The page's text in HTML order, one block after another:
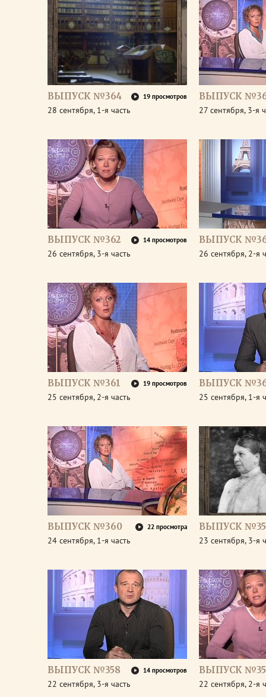
ВЫПУСК №364 19 просмотров
28 сентября, 1-я часть
ВЫПУСК
27 сентября, 3-я
ВЫПУСК №362 14 просмотров
26 сентября, 3-я часть
ВЫПУСК
26 сентября, 2-я
ВЫПУСК №361 19 просмотров
25 сентября, 2-я часть
ВЫПУСК
25 сентября, 1-я
ВЫПУСК №360 22 просмотра
24 сентября, 1-я часть
ВЫПУСК
23 сентября, 3-я
ВЫПУСК №358 14 просмотров
22 сентября, 3-я часть
ВЫПУСК
22 сентября, 2-я